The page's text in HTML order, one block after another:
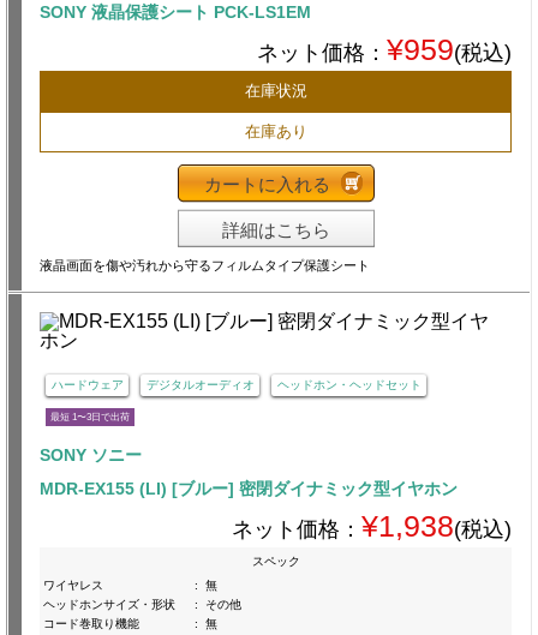
SONY 液晶保護シート PCK-LS1EM
ネット価格： ¥959(税込)
在庫状況
在庫あり
カートに入れる
詳細はこちら
液晶画面を傷や汚れから守るフィルムタイプ保護シート
ハードウェア デジタルオーディオ ヘッドホン・ヘッドセット
最短 1〜3日で出荷
SONY ソニー
MDR-EX155 (LI) [ブルー] 密閉ダイナミック型イヤホン
ネット価格： ¥1,938(税込)
スペック
ワイヤレス
:
無
ヘッドホンサイズ・形状
:
その他
コード巻取り機能
:
無